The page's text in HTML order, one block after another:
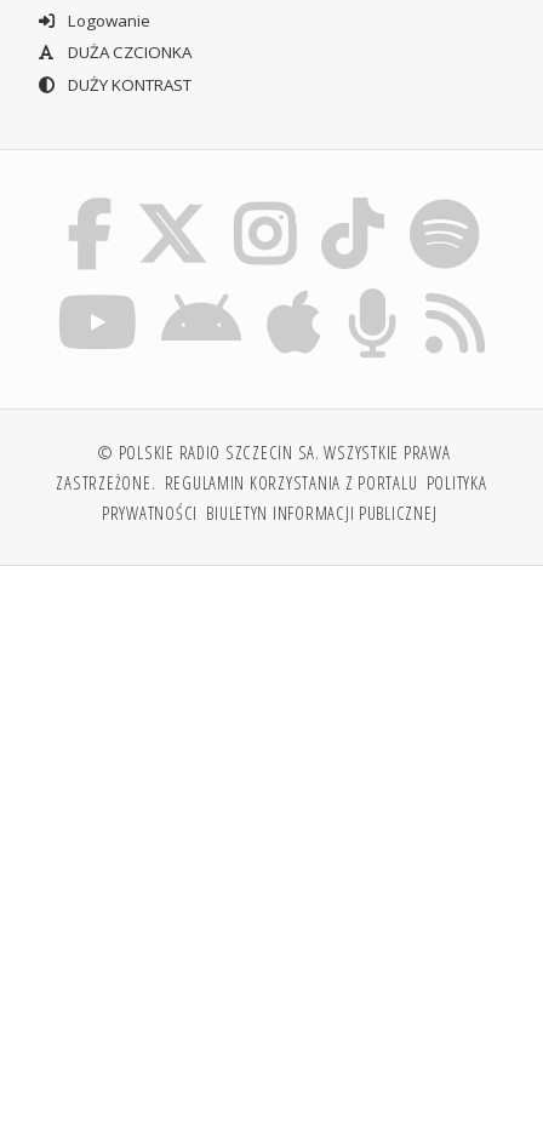
Logowanie
DUŻA CZCIONKA
DUŻY KONTRAST
© POLSKIE RADIO SZCZECIN SA. WSZYSTKIE PRAWA
ZASTRZEŻONE. REGULAMIN KORZYSTANIA Z PORTALU POLITYKA
PRYWATNOŚCI BIULETYN INFORMACJI PUBLICZNEJ